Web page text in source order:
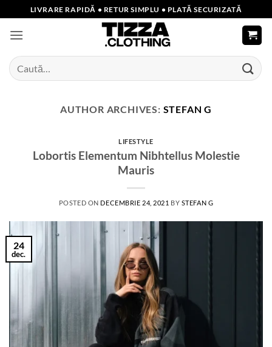
to
content
LIVRARE RAPIDĂ • RETUR SIMPLU • PLATĂ SECURIZATĂ
Caută
după:
AUTHOR ARCHIVES: STEFAN G
LIFESTYLE
Lobortis Elementum Nibhtellus Molestie
Mauris
POSTED ON DECEMBRIE 24, 2021 BY STEFAN G
24
dec.